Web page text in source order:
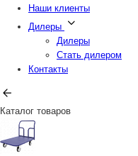
Наши клиенты
Дилеры
Дилеры
Стать дилером
Контакты
Каталог товаров